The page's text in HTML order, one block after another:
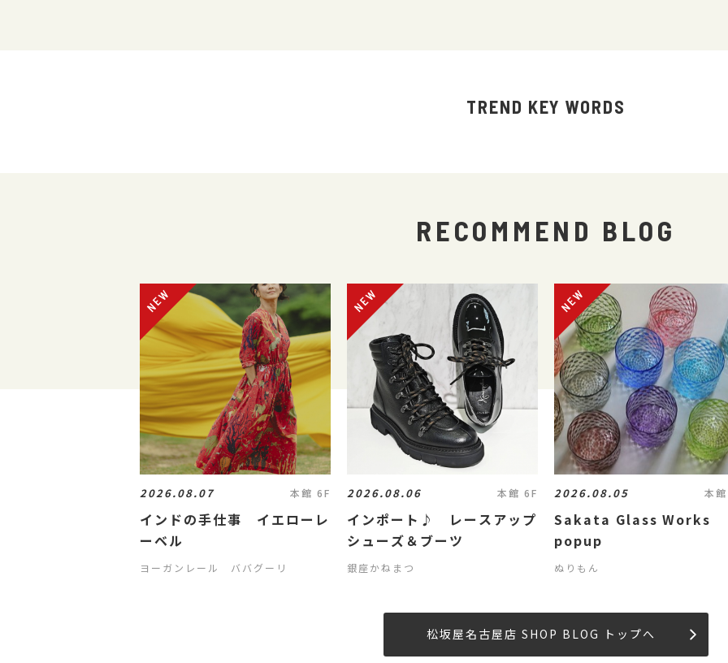
TREND KEY WORDS
RECOMMEND BLOG
2026.08.07 本館 6F
インドの手仕事 イエローレ
ーベル
ヨーガンレール ババグーリ
2026.08.06 本館 6F
インポート♪ レースアップ
シューズ＆ブーツ
銀座かねまつ
2026.08.05 本
Sakata Glass Works
popup
ぬりもん
松坂屋名古屋店 SHOP BLOG トップへ